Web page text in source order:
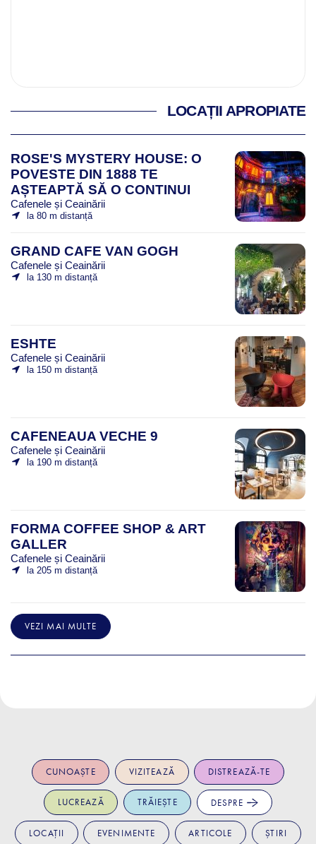
LOCAȚII APROPIATE
ROSE'S MYSTERY HOUSE: O
POVESTE DIN 1888 TE
AȘTEAPTĂ SĂ O CONTINUI
Cafenele și Ceainării
la 80 m distanță
GRAND CAFE VAN GOGH
Cafenele și Ceainării
la 130 m distanță
ESHTE
Cafenele și Ceainării
la 150 m distanță
CAFENEAUA VECHE 9
Cafenele și Ceainării
la 190 m distanță
FORMA COFFEE SHOP & ART
GALLER
Cafenele și Ceainării
la 205 m distanță
VEZI MAI MULTE
CUNOAȘTE VIZITEAZĂ DISTREAZĂ-TE
LUCREAZĂ TRĂIEȘTE DESPRE
LOCAȚII EVENIMENTE ARTICOLE ȘTIRI